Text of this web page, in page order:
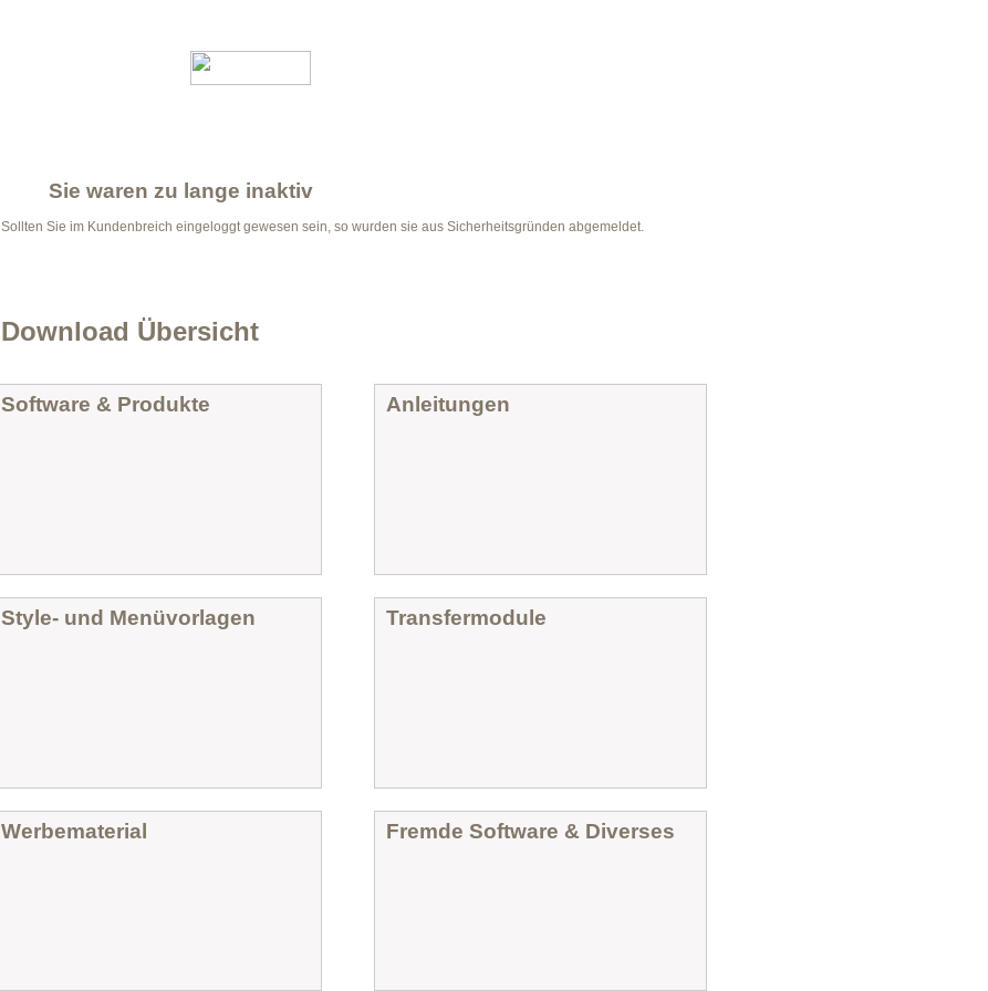
Sie waren zu lange inaktiv
Sollten Sie im Kundenbreich eingeloggt gewesen sein, so wurden sie aus Sicherheitsgründen abgemeldet.
Download Übersicht
Software & Produkte Anleitungen
Style- und Menüvorlagen Transfermodule
Werbematerial Fremde Software & Diverses